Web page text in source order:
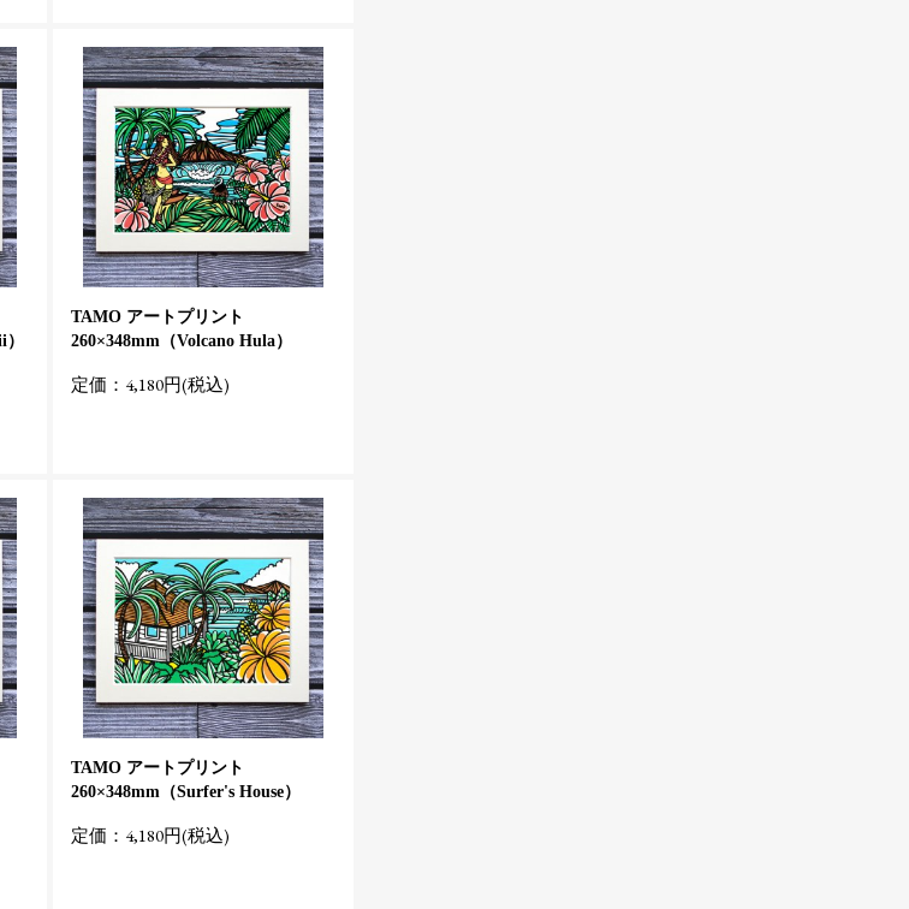
TAMO アートプリント
260×348mm（Volcano Hula）
定価：4,180円(税込)
TAMO アートプリント
260×348mm（Surfer's House）
定価：4,180円(税込)